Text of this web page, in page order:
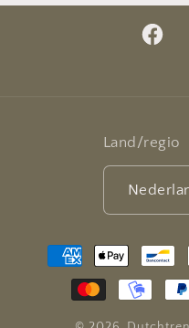
Land/regio
Betaalmethoden